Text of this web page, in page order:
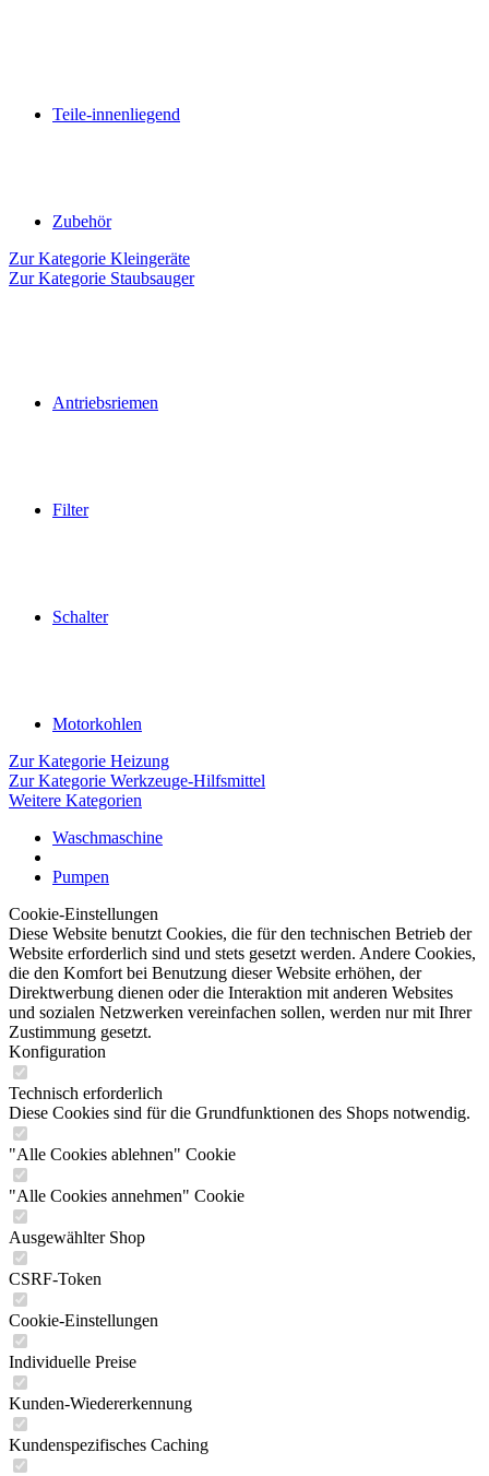
Teile-innenliegend
Zubehör
Zur Kategorie Kleingeräte
Zur Kategorie Staubsauger
Antriebsriemen
Filter
Schalter
Motorkohlen
Zur Kategorie Heizung
Zur Kategorie Werkzeuge-Hilfsmittel
Weitere Kategorien
Waschmaschine
Pumpen
Cookie-Einstellungen
Diese Website benutzt Cookies, die für den technischen Betrieb der
Website erforderlich sind und stets gesetzt werden. Andere Cookies,
die den Komfort bei Benutzung dieser Website erhöhen, der
Direktwerbung dienen oder die Interaktion mit anderen Websites
und sozialen Netzwerken vereinfachen sollen, werden nur mit Ihrer
Zustimmung gesetzt.
Konfiguration
Technisch erforderlich
Diese Cookies sind für die Grundfunktionen des Shops notwendig.
"Alle Cookies ablehnen" Cookie
"Alle Cookies annehmen" Cookie
Ausgewählter Shop
CSRF-Token
Cookie-Einstellungen
Individuelle Preise
Kunden-Wiedererkennung
Kundenspezifisches Caching